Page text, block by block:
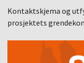
Kontaktskjema og
prosjektets